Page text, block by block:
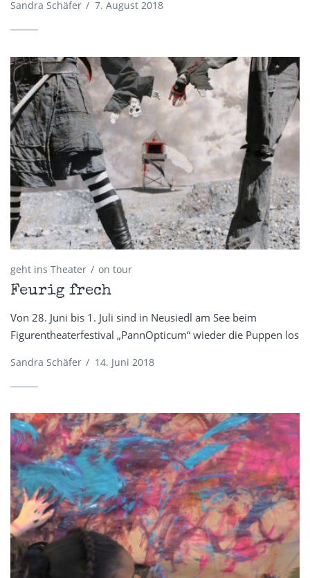
Sandra Schäfer / 7. August 2018
geht ins Theater on tour
Feurig frech
Von 28. Juni bis 1. Juli sind in Neusiedl am See beim
Figurentheaterfestival „PannOpticum“ wieder die Puppen los
Sandra Schäfer / 14. Juni 2018